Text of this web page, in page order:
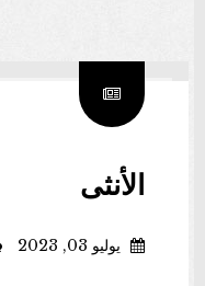
الأنثى
يوليو 03, 2023